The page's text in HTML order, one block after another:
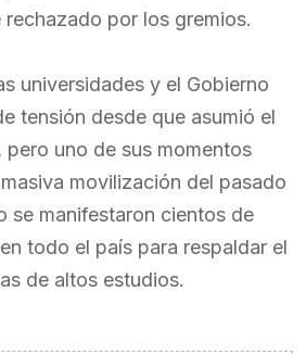
rechazado por los gremios.
universidades y el Gobierno
tensión desde que asumió el
uno de sus momentos
movilización del pasado
se manifestaron cientos de
todo el país para respaldar el
de altos estudios.